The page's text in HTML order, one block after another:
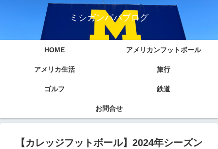
ミシガンパパブログ
HOME アメリカンフットボール
アメリカ生活 旅行
ゴルフ 鉄道
お問合せ
【カレッジフットボール】2024年シーズン